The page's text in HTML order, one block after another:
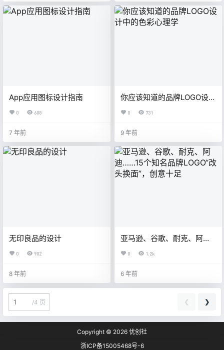
App应用图标设计指南
0 608
7 年前
你应该知道的品牌LOGO设计
中的色彩心理学
0 731
9 年前
无印良品的设计
0 902
8 年前
亚马逊、谷歌、耐克、阿
0 1.2k
6 年前
/4 页 ❮ ❯
Copyright © 2026 优创社
浙ICP备15005468号-6